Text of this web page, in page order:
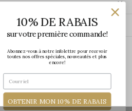
10% DE RABAIS
sur votre première commande!
Abonnez-vous à notre infolettre pour recevoir
toutes nos offres spéciales, nouveautés et plus
encore!
OBTENIR MON 10% DE RABAIS